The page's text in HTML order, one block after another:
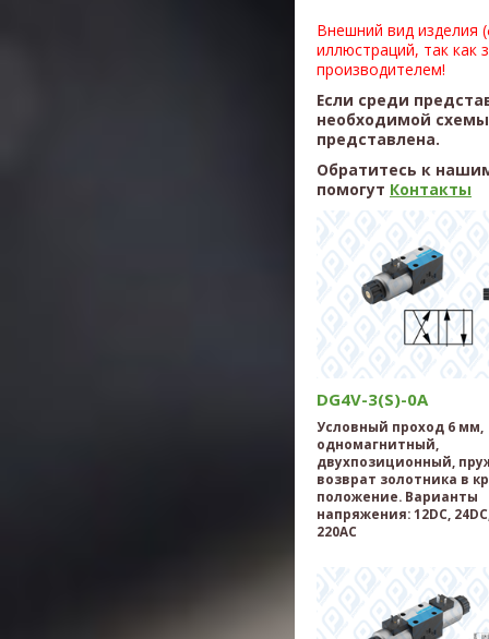
Внешний вид изделия
иллюстраций, так как
производителем!
Если среди
необходимой
представлена.
Обратитесь к
помогут Контакты
DG4V-3(S)-0A
Условный проход 6 мм,
одномагнитный,
двухпозиционный,
возврат золотника в
положение. Варианты
напряжения: 12DC,
220AC